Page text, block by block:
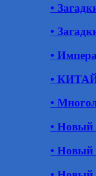
•
•
•
•
•
• Новый
• Новый